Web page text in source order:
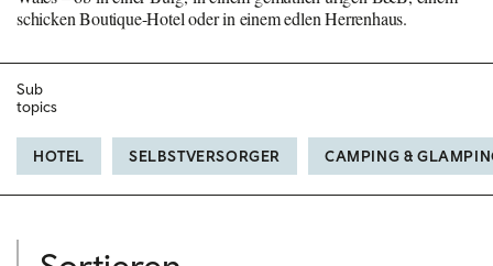
schicken Boutique-Hotel oder in einem edlen Herrenhaus.
Sub
topics
HOTEL SELBSTVERSORGER CAMPING &